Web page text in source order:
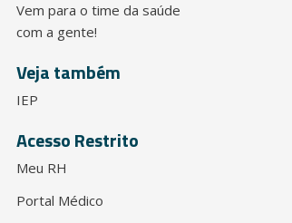
Vem para o time da saúde
com a gente!
Veja também
IEP
Acesso Restrito
Meu RH
Portal Médico